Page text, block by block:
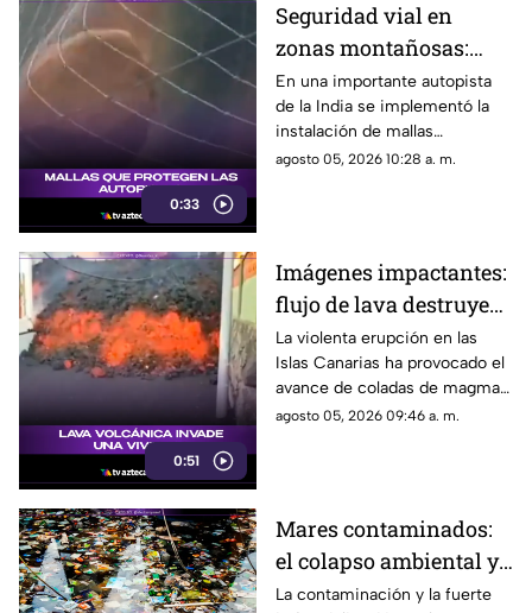
0:33
Seguridad vial en
zonas montañosas:
instalan mallas
ciclónicas para frenar
caída de rocas
En una importante autopista
de la India se implementó la
instalación de mallas
ciclónicas en los laterales
deslaves.
agosto 05, 2026 10:28 a. m.
0:51
Imágenes impactantes:
flujo de lava destruye
viviendas en su
camino hacia la costa
La violenta erupción en las
Islas Canarias ha provocado el
avance de coladas de magma
que destruyen viviendas a su
agosto 05, 2026 09:46 a. m.
Mares contaminados:
el colapso ambiental y
pesquero en zonas
La contaminación y la fuerte